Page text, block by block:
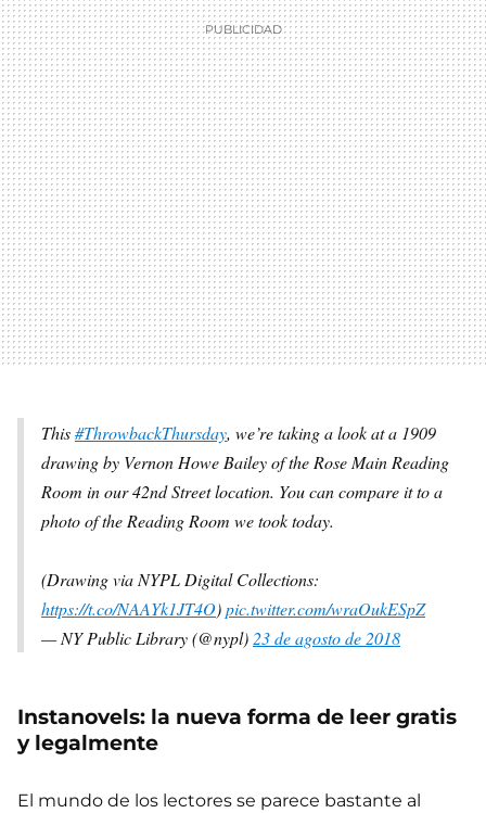
This#ThrowbackThursday, we’re taking a look at a 1909
drawing by Vernon Howe Bailey of the Rose Main Reading
Room in our 42nd Street location. You can compare it to a
photo of the Reading Room we took today.
(Drawing via NYPL Digital Collections:
https://t.co/NAAYk1JT4O)pic.twitter.com/wraOukESpZ
— NY Public Library (@nypl) 23 de agosto de 2018
Instanovels: la nueva forma de leer gratis
y legalmente
El mundo de los lectores se parece bastante al